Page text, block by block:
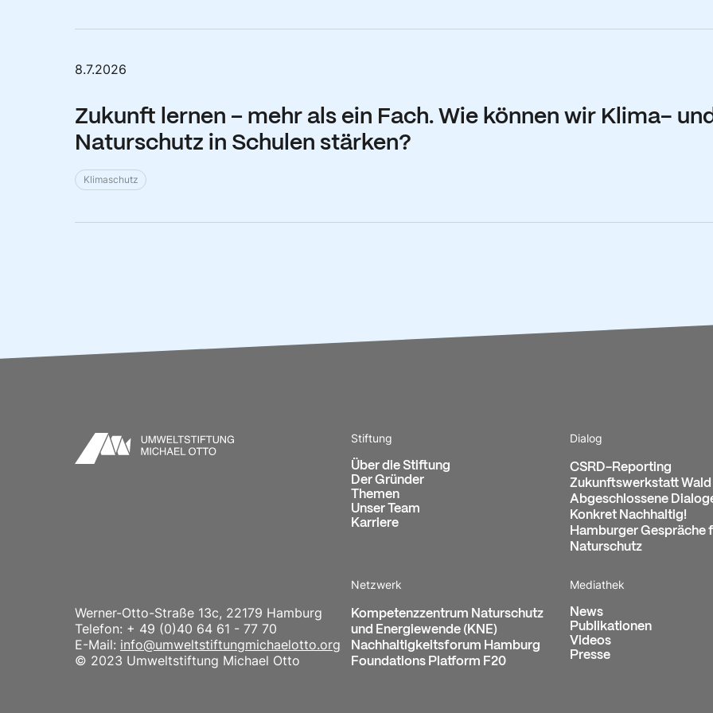
8.7.2026
Zukunft lernen – mehr als ein Fach. Wie können wir Klima-
Naturschutz in Schulen stärken?
Klimaschutz
Werner-Otto-Straße 13c, 22179 Hamburg
Telefon: + 49 (0)40 64 61 - 77 70
E-Mail: info@umweltstiftungmichaelotto.org
© 2023 Umweltstiftung Michael Otto
Stiftung
Über die Stiftung
Der Gründer
Themen
Unser Team
Karriere
Dialog
CSRD-Reporting
Zukunftswerkstatt Wald
Abgeschlossene
Konkret Nachhaltig!
Hamburger Gespräche
Naturschutz
Netzwerk
Kompetenzzentrum Naturschutz
und Energiewende (KNE)
Nachhaltigkeitsforum Hamburg
Foundations Platform F20
Mediathek
News
Publikationen
Videos
Presse